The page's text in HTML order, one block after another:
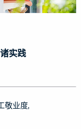
实践
敬业度